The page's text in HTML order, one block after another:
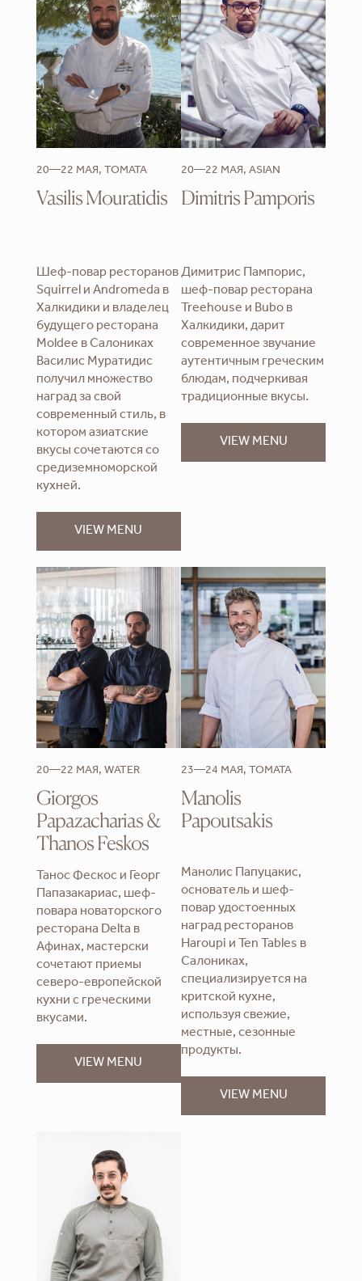
20—22 МАЯ, TOMATA
Vasilis Mouratidis
Шеф-повар ресторанов
Squirrel и Andromeda в
Халкидики и владелец
будущего ресторана
Moldee в Салониках
Василис Муратидис
получил множество
наград за свой
современный стиль, в
котором азиатские
вкусы сочетаются со
средиземноморской
кухней.
VIEW MENU
20—22 МАЯ, ASIAN
Dimitris Pamporis
Димитрис Пампорис,
шеф-повар ресторана
Treehouse и Bubo в
Халкидики, дарит
современное звучание
аутентичным греческим
блюдам, подчеркивая
традиционные вкусы.
VIEW MENU
20—22 МАЯ, WATER
Giorgos
Papazacharias &
Thanos Feskos
Танос Фескос и Георг
Папазакариас, шеф-
повара новаторского
ресторана Delta в
Афинах, мастерски
сочетают приемы
северо-европейской
кухни с греческими
вкусами.
VIEW MENU
23—24 МАЯ, TOMATA
Manolis
Papoutsakis
Манолис Папуцакис,
основатель и шеф-
повар удостоенных
наград ресторанов
Haroupi и Ten Tables в
Салониках,
специализируется на
критской кухне,
используя свежие,
местные, сезонные
продукты.
VIEW MENU